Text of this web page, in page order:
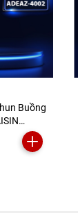
Buồng